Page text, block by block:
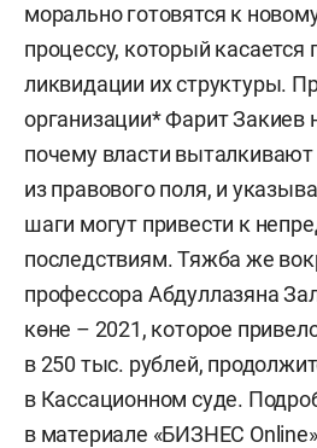
морально готовятся к
процессу, который касается
ликвидации их структуры.
организации* Фарит Закиев
почему власти
из правового поля, и
шаги могут привести к
последствиям. Тяжба же
профессора Абдуллазяна
көне – 2021, которое
в 250 тыс. рублей,
в Кассационном суде.
в материале «БИЗНЕС